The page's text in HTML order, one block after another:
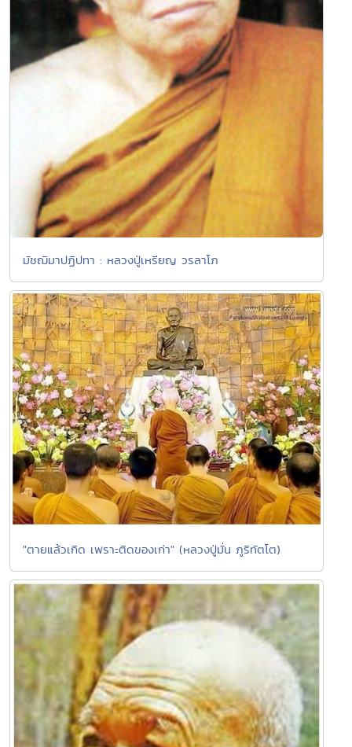
มัชฌิมาปฏิปทา : หลวงปู่เหรียญ วรลาโภ
"ตายแล้วเกิด เพราะติดของเก่า" (หลวงปู่มั่น ภูริทัตโต)